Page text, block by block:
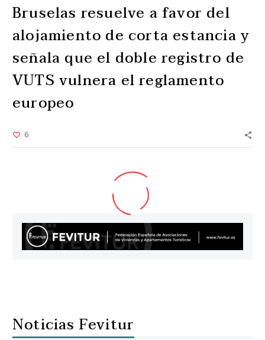
Bruselas resuelve a favor del
alojamiento de corta estancia y
señala que el doble registro de
VUTS vulnera el reglamento
europeo
6
Noticias Fevitur